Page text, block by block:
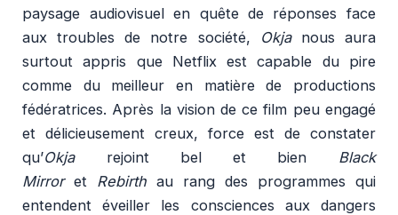
paysage audiovisuel en quête de réponses face
aux troubles de notre société,
Okjanous aura
surtout appris que Netflix est capable du pire
comme du meilleur en matière de productions
fédératrices. Après la vision de ce film peu engagé
et délicieusement creux, force est de constater
qu’Okjarejoint bel et bien Black
Mirroret Rebirth au rang des programmes qui
entendent éveiller les consciences aux dangers